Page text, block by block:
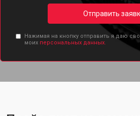
Отправить
Нажимая на кнопку отправить я даю
моих персональных данных.